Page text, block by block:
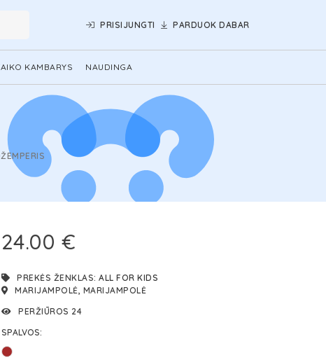
PRISIJUNGTI PARDUOK DABAR
KAMBARYS NAUDINGA
24.00 €
PREKĖS ŽENKLAS: ALL FOR KIDS
MARIJAMPOLĖ, MARIJAMPOLĖ
PERŽIŪROS 24
SPALVOS: